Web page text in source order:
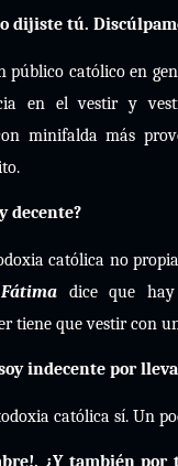
dijiste tú.
público católico en
en el vestir y
minifalda más
decente?
católica no
Fátimadice que hay
tiene que vestir con
soy indecente por
católica sí. Un
¿Y también